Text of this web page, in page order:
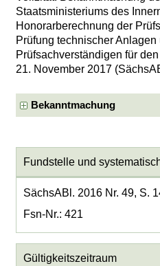
Staatsministeriums des
Honorarberechnung der
Prüfung technischer Anlagen
Prüfsachverständigen für
21. November 2017
Bekanntmachung
Fundstelle und
SächsABl. 2016 Nr. 49, S.
Fsn-Nr.: 421
Gültigkeitszeitraum